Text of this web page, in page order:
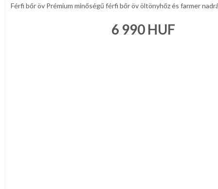
Férfi bőr öv Prémium minőségű férfi bőr öv öltönyhőz és farmer
6 990 HUF